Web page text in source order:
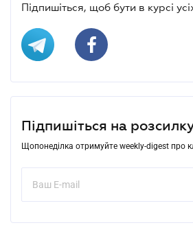
Підпишіться, щоб бути в курсі
Підпишіться на
Щопонеділка отримуйте weekly-digest про